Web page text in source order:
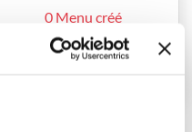
0 Menu créé